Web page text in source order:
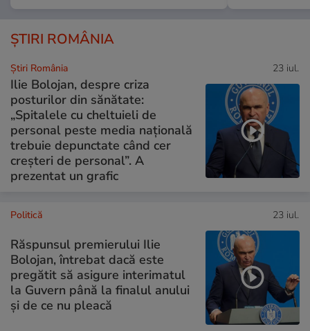
ȘTIRI ROMÂNIA
Știri România 23 iul.
Ilie Bolojan, despre criza
posturilor din sănătate:
„Spitalele cu cheltuieli de
personal peste media națională
trebuie depunctate când cer
creșteri de personal”. A
prezentat un grafic
Politică 23 iul.
Răspunsul premierului Ilie
Bolojan, întrebat dacă este
pregătit să asigure interimatul
la Guvern până la finalul anului
și de ce nu pleacă